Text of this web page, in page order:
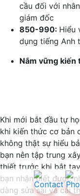
cầu đối với
giám đốc
850-990: Hiểu
dụng tiếng Anh
Nắm vững kiến
Khi mới bắt đầu tự
khi kiến thức cơ bản
không thật sự hiểu
bạn nên tập trung
thiết trước khi bắt
bạn nhận biết được
dàng sửa sai và cải